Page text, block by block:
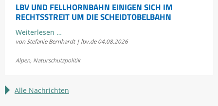
LBV UND FELLHORNBAHN EINIGEN SICH IM
RECHTSSTREIT UM DIE SCHEIDTOBELBAHN
Weiterlesen …LBV
und
einigen
im
von Stefanie Bernhardt | lbv.de 04.08.2026
Alpen, Naturschutzpolitik
Alle Nachrichten